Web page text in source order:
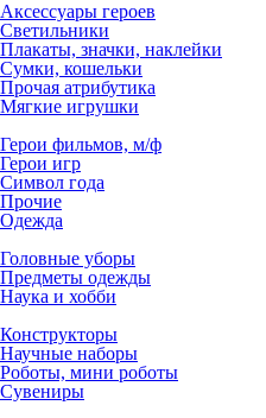
Аксессуары героев
Светильники
Плакаты, значки, наклейки
Сумки, кошельки
Прочая атрибутика
Мягкие игрушки
Герои фильмов, м/ф
Герои игр
Символ года
Прочие
Одежда
Головные уборы
Предметы одежды
Наука и хобби
Конструкторы
Научные наборы
Роботы, мини роботы
Сувениры